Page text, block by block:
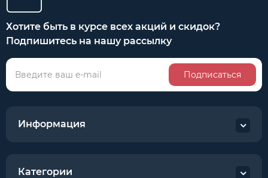
Хотите быть в курсе всех акций и скидок?
Подпишитесь на нашу рассылку
Подписаться
Информация
Категории